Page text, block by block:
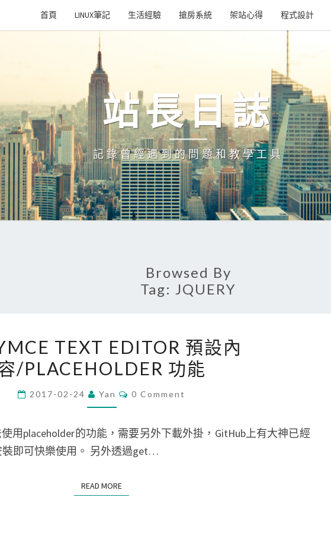
首頁 LINUX筆記 生活經驗 搶房系統 架站心得 程式設計
站長日誌
記錄曾經遇到的問題和教學工具
Browsed By
Tag: JQUERY
TEXT
EDITOR
設
容/PLACEHOLDER
功
TEXT EDITOR 預設內
/PLACEHOLDER 功能
2017-02-24 Yan Comments
0 Comment
用placeholder的功能，需要另外下載外掛，GitHub上有大神已經
裝即可快樂使用。 另外透過get…
READ MOREREAD MORE